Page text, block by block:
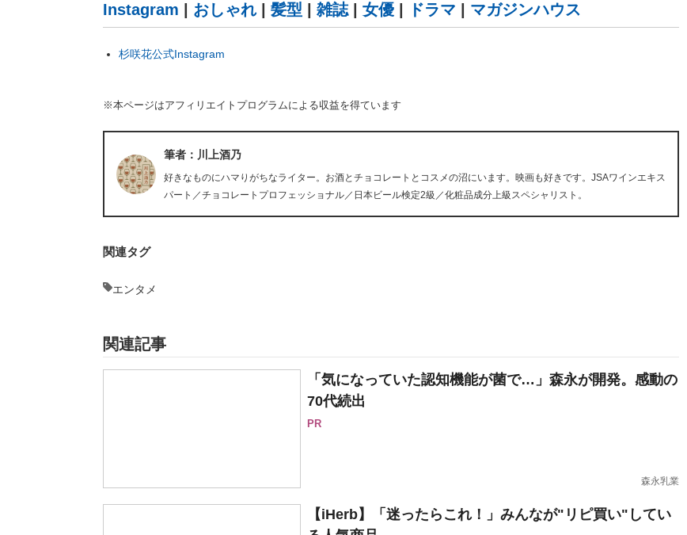
Instagram おしゃれ| 髪型 雑誌| 女優 ドラマ マガジンハウス
杉咲花公式Instagram
※本ページはアフィリエイトプログラムによる収益を得ています
筆者：川上酒乃
好きなものにハマりがちなライター。お酒とチョコレートとコスメの沼にいます。映画も好きです。JSAワインエキス
パート／チョコレートプロフェッショナル／日本ビール検定2級／化粧品成分上級スペシャリスト。
関連タグ
エンタメ
関連記事
「気になっていた認知機能が菌で…」森永が開発。感動の
70代続出
PR
森永乳業
【iHerb】「迷ったらこれ！」みんなが"リピ買い"してい